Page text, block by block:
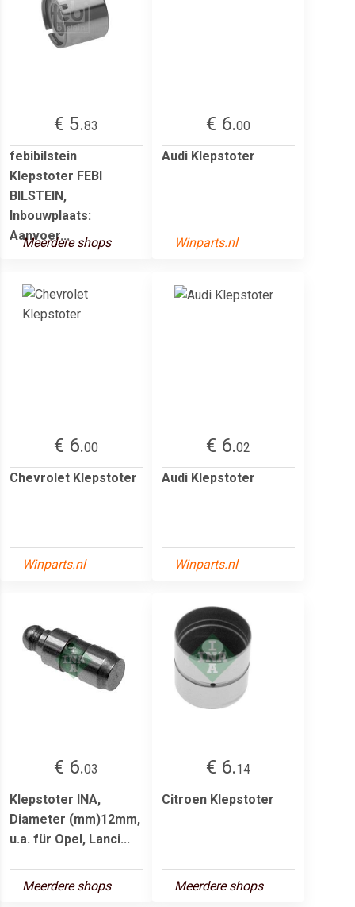
€ 5.83
febibilstein
Klepstoter FEBI
BILSTEIN,
Inbouwplaats:
Aanvoer...
Meerdere shops
€ 6.00
Audi Klepstoter
Winparts.nl
€ 6.00
Chevrolet Klepstoter
Winparts.nl
€ 6.02
Audi Klepstoter
Winparts.nl
€ 6.03
Klepstoter INA,
Diameter (mm)12mm,
u.a. für Opel, Lanci...
Meerdere shops
€ 6.14
Citroen Klepstoter
Meerdere shops